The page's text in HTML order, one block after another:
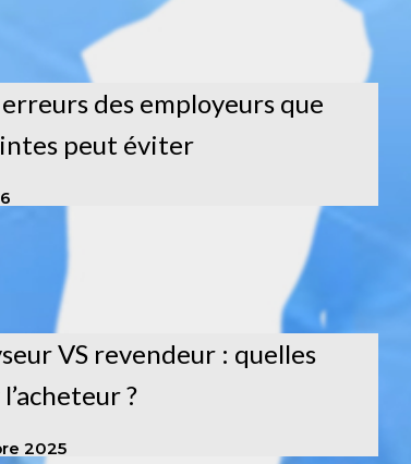
erreurs des employeurs que
peut éviter
VS revendeur : quelles
?
2025